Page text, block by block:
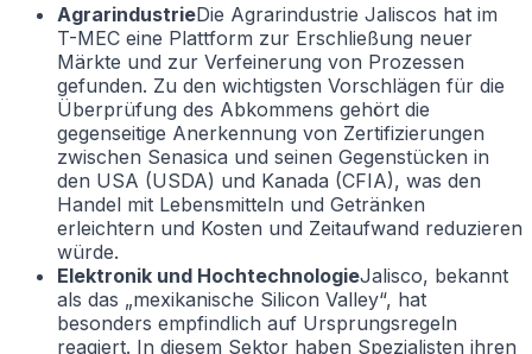
AgrarindustrieDie Agrarindustrie Jaliscos hat im
T-MEC eine Plattform zur Erschließung neuer
Märkte und zur Verfeinerung von Prozessen
gefunden. Zu den wichtigsten Vorschlägen für die
Überprüfung des Abkommens gehört die
gegenseitige Anerkennung von Zertifizierungen
zwischen Senasica und seinen Gegenstücken in
den USA (USDA) und Kanada (CFIA), was den
Handel mit Lebensmitteln und Getränken
erleichtern und Kosten und Zeitaufwand reduzieren
würde.
Elektronik und HochtechnologieJalisco, bekannt
als das „mexikanische Silicon Valley“, hat
besonders empfindlich auf Ursprungsregeln
reagiert. In diesem Sektor haben Spezialisten ihren